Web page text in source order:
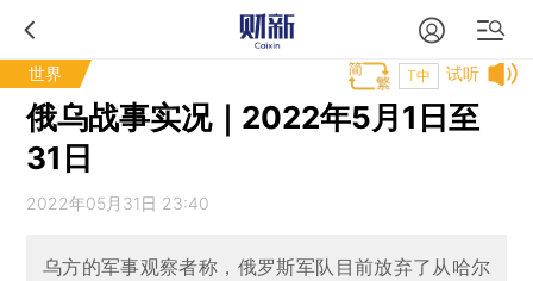
世界 试听
T中
俄乌战事实况｜2022年5月1日至
31日
2022年05月31日 23:40
乌方的军事观察者称，俄罗斯军队目前放弃了从哈尔